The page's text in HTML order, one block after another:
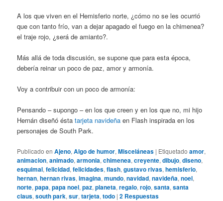
A los que viven en el Hemisferio norte, ¿cómo no se les ocurrió
que con tanto frío, van a dejar apagado el fuego en la chimenea?
el traje rojo, ¿será de amianto?.
Más allá de toda discusión, se supone que para esta época,
debería reinar un poco de paz, amor y armonía.
Voy a contribuir con un poco de armonía:
Pensando – supongo – en los que creen y en los que no, mi hijo
Hernán diseñó éstatarjeta navideña en Flash inspirada en los
personajes de South Park.
Publicado en Ajeno,Algo de humor,Misceláneas | Etiquetado amor,
animacion,animado,armonia,chimenea,creyente,dibujo,diseno,
esquimal,felicidad,felicidades,flash,gustavo rivas,hemisferio,
hernan,hernan rivas,imagina,mundo,navidad,navideña,noel,
norte,papa,papa noel,paz,planeta,regalo,rojo,santa,santa
claus,south park,sur,tarjeta,todo |2 Respuestas